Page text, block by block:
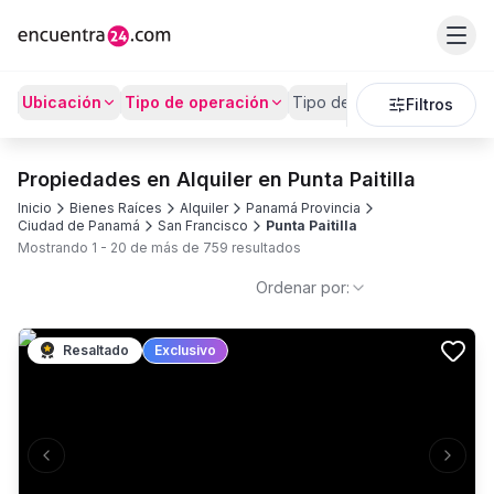
Ubicación Tipo de operación Tipo de Propiedad
Filtros
Propiedades en Alquiler en Punta Paitilla
Inicio Bienes Raíces Alquiler
Panamá Provincia
Ciudad de Panamá
San Francisco
Punta Paitilla
Mostrando 1 - 20 de más de 759 resultados
Ordenar por:
Previous slide Next
Resaltado Exclusivo